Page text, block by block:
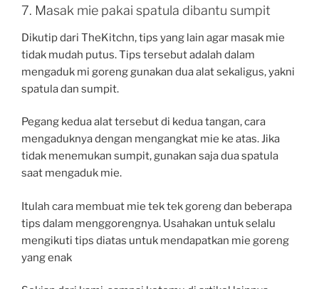
7. Masak mie pakai spatula dibantu sumpit
Dikutip dari TheKitchn, tips yang lain agar masak mie
tidak mudah putus. Tips tersebut adalah dalam
mengaduk mi goreng gunakan dua alat sekaligus, yakni
spatula dan sumpit.
Pegang kedua alat tersebut di kedua tangan, cara
mengaduknya dengan mengangkat mie ke atas. Jika
tidak menemukan sumpit, gunakan saja dua spatula
saat mengaduk mie.
Itulah cara membuat mie tek tek goreng dan beberapa
tips dalam menggorengnya. Usahakan untuk selalu
mengikuti tips diatas untuk mendapatkan mie goreng
yang enak